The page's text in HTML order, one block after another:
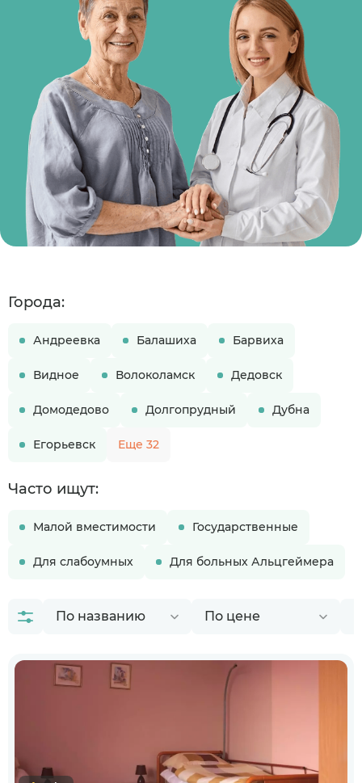
Города:
Андреевка Балашиха Барвиха
Видное Волоколамск Дедовск
Домодедово Долгопрудный Дубна
Егорьевск Еще 32
Часто ищут:
Малой вместимости Государственные
Для слабоумных Для больных Альцгеймера